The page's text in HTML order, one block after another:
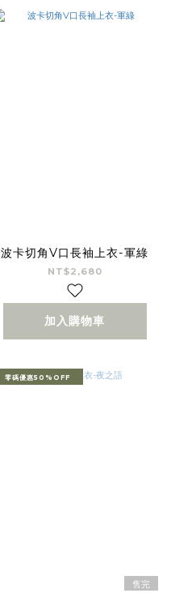
波卡切角V口長袖上衣-軍綠
NT$2,680
加入購物車
零碼優惠50%OFF
售完